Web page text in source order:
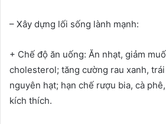
– Xây dựng lối sống lành mạnh:
+ Chế độ ăn uống: Ăn nhạt, giảm
cholesterol; tăng cường rau xanh,
nguyên hạt; hạn chế rượu bia, cà
kích thích.